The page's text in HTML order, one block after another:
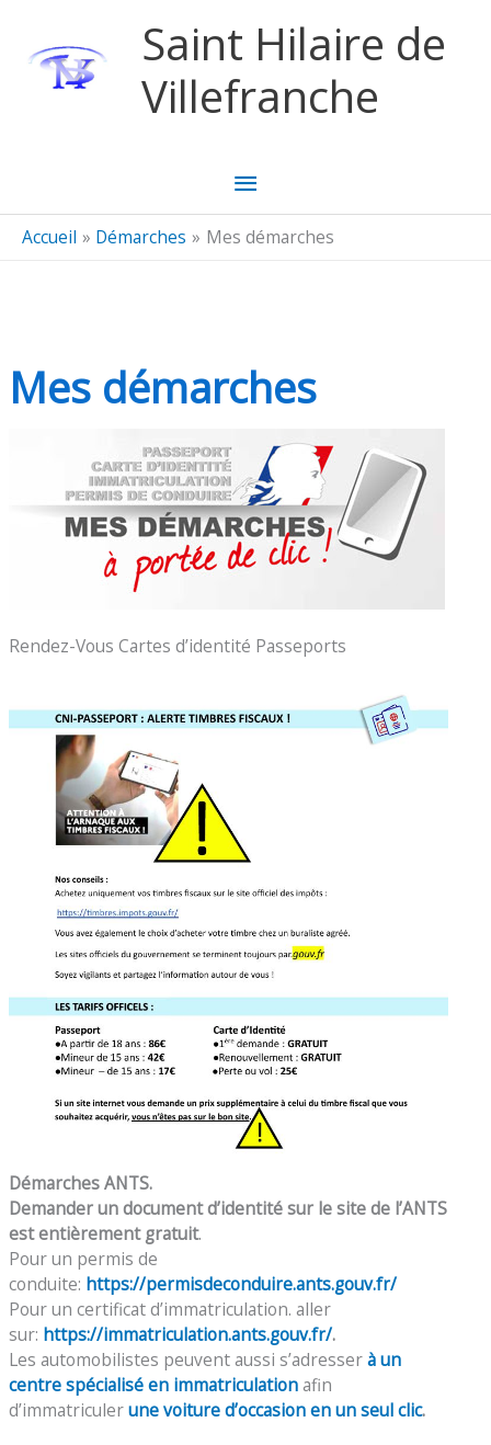
Saint Hilaire de
Villefranche
Menu
principal
Accueil Démarches Mes démarches
Mes démarches
Rendez-Vous Cartes d’identité Passeports
Démarches ANTS.
Demander un document d’identité sur le site de l’ANTS
est entièrement gratuit.
Pour un permis de
conduite: https://permisdeconduire.ants.gouv.fr/
Pour un certificat d’immatriculation. aller
sur: https://immatriculation.ants.gouv.fr/.
Les automobilistes peuvent aussi s’adresserà un
centre spécialisé en immatriculationafin
d’immatriculerune voiture d’occasion en un seul clic.